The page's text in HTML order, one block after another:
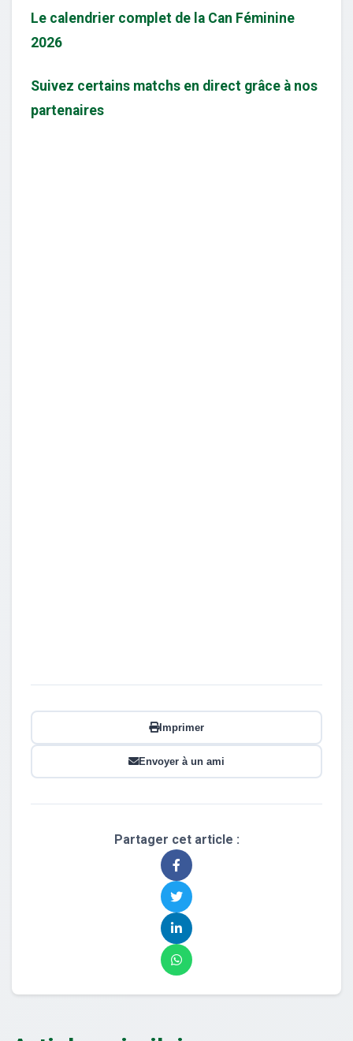
Le calendrier complet de la Can Féminine
2026
Suivez certains matchs en direct grâce à nos
partenaires
Imprimer
Envoyer à un ami
Partager cet article :